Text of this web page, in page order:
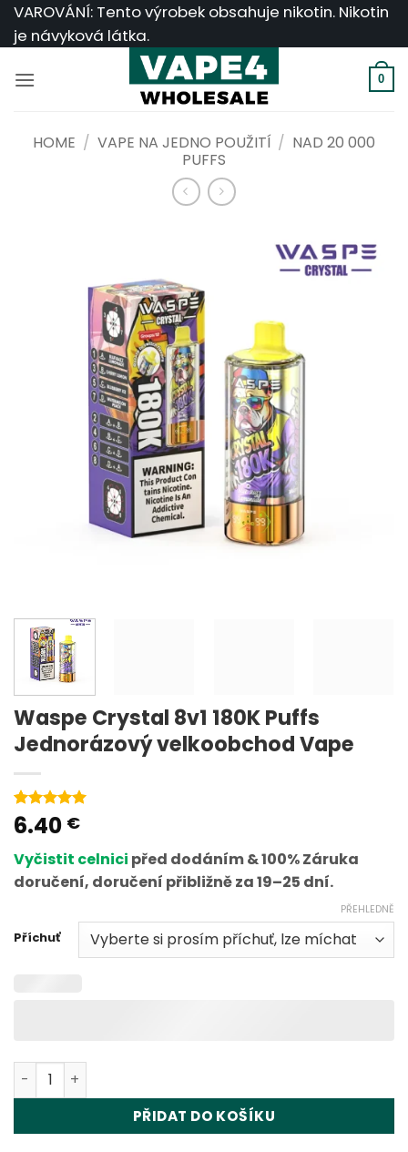
Přeskočit
na
VAROVÁNÍ: Tento výrobek obsahuje nikotin. Nikotin
je návyková látka.
0
HOME / VAPE NA JEDNO POUŽITÍ / NAD 20 000
PUFFS
Waspe Crystal 8v1 180K Puffs
Jednorázový velkoobchod Vape
Hodnoceno
5z 5 na
1
hodnocení
zákazníka
6.40 €
Vyčistit celnici před dodáním & 100% Záruka
doručení, doručení přibližně za 19–25 dní.
Příchuť
PŘEHLEDNĚ
Waspe Crystal 8in1 180K Puffs Disposable Vape
PŘIDAT DO KOŠÍKU